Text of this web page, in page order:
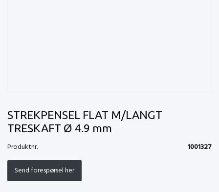
STREKPENSEL FLAT M/LANGT
TRESKAFT Ø 4.9 mm
Produktnr. 1001327
Send forespørsel her